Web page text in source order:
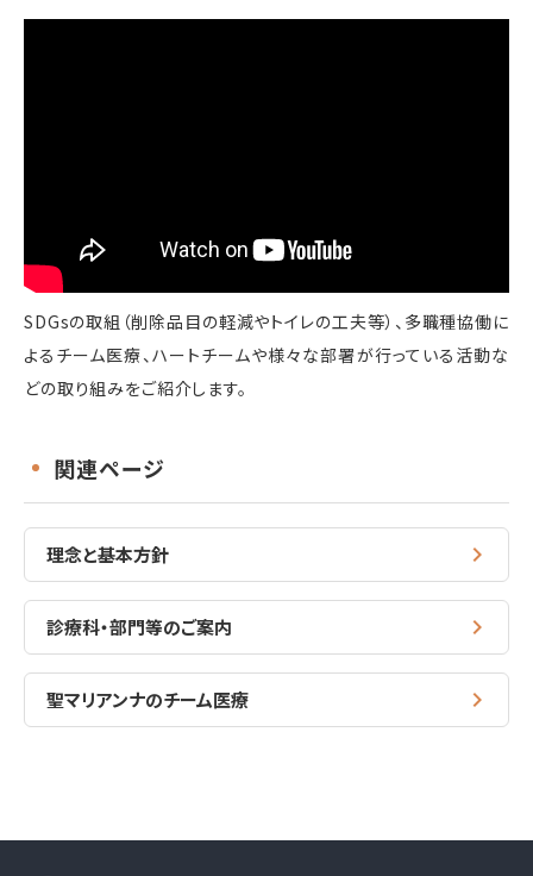
SDGsの取組（削除品目の軽減やトイレの工夫等）、多職種協働に
よるチーム医療、ハートチームや様々な部署が行っている活動な
どの取り組みをご紹介します。
関連ページ
理念と基本方針
診療科・部門等のご案内
聖マリアンナのチーム医療